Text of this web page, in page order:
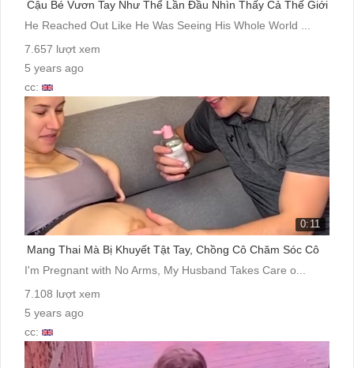
Cậu Bé Vươn Tay Như Thể Lần Đầu Nhìn Thấy Cả Thế Giới
He Reached Out Like He Was Seeing His Whole World ...
7.657 lượt xem
5 years ago
cc:
0:11
Mang Thai Mà Bị Khuyết Tật Tay, Chồng Cô Chăm Sóc Cô
I'm Pregnant with No Arms, My Husband Takes Care o...
7.108 lượt xem
5 years ago
cc: